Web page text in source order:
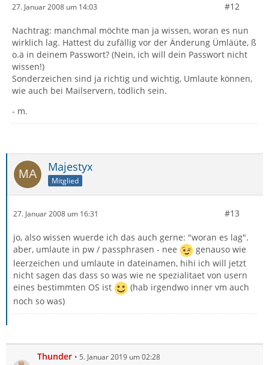
27. Januar 2008 um 14:03 #12
Nachtrag: manchmal möchte man ja wissen, woran es nun
wirklich lag. Hattest du zufällig vor der Änderung Ümläüte, ß
o.ä in deinem Passwort? (Nein, ich will dein Passwort nicht
wissen!)
Sonderzeichen sind ja richtig und wichtig, Umlaute können,
wie auch bei Mailservern, tödlich sein.
- m.
Majestyx
Mitglied
27. Januar 2008 um 16:31 #13
jo, also wissen wuerde ich das auch gerne: "woran es lag".
aber, umlaute in pw / passphrasen - nee
genauso wie
leerzeichen und umlaute in dateinamen, hihi ich will jetzt
nicht sagen das dass so was wie ne spezialitaet von usern
eines bestimmten OS ist
(hab irgendwo inner vm auch
noch so was)
Thunder 5. Januar 2019 um 02:28